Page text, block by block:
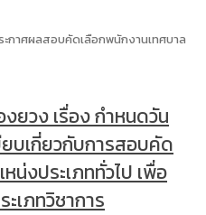
กาศผลสอบคัดเลือกพนักงานเทศบาล
ยวง เรื่อง กำหนดวัน
ยบเกี่ยวกับการสอบคัด
น่งประเภททั่วไป เพื่อ
เภทวิชาการ